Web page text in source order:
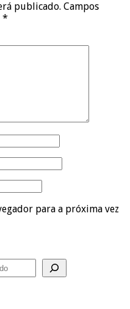
publicado. Campos
*
para a próxima vez